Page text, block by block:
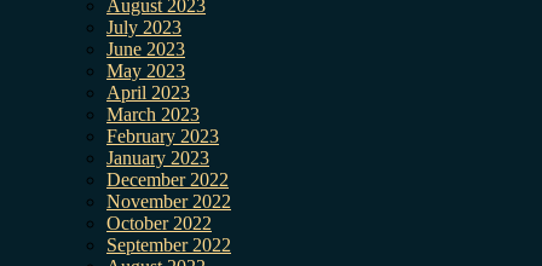
August 2023
July 2023
June 2023
May 2023
April 2023
March 2023
February 2023
January 2023
December 2022
November 2022
October 2022
September 2022